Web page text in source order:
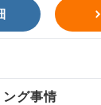
グ事情